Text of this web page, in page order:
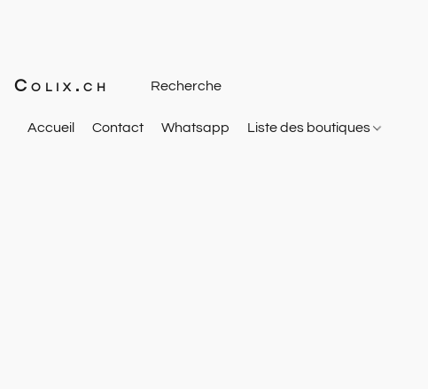
Colix.ch
Accueil Contact Whatsapp Liste des boutiques